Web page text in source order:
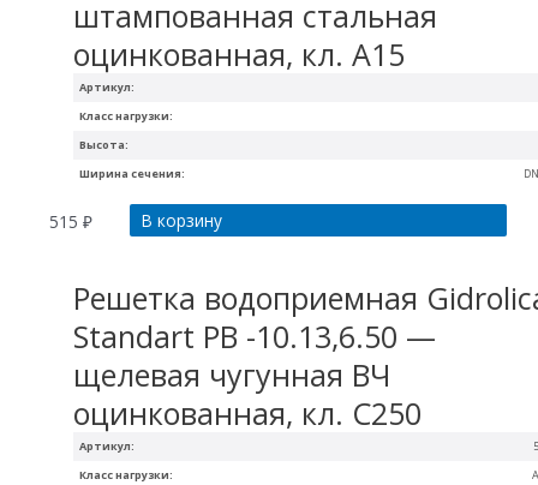
Артикул:
Ширина сечения:
Высота:
Класс нагрузки:
штампованная стальная
оцинкованная, кл. А15
515₽ В корзину
Артикул:
Класс нагрузки:
Решетка водоприемная
Standart РВ -10.13,6.50 —
щелевая чугунная ВЧ
оцинкованная, кл. С250